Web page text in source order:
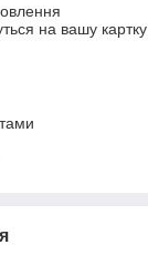
на вашу картку